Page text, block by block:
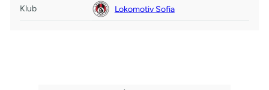
Klub Lokomotiv Sofia